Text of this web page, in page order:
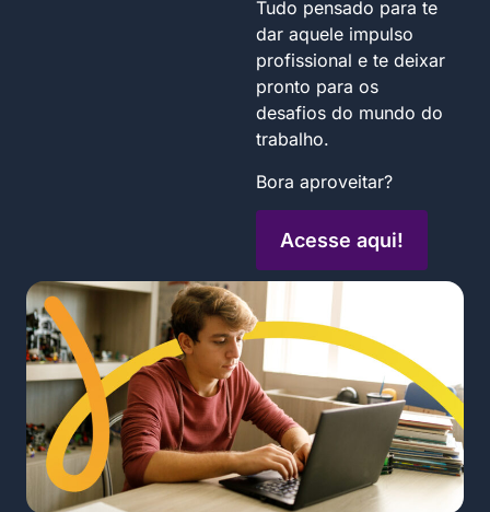
Tudo pensado para te
dar aquele impulso
profissional e te deixar
pronto para os
desafios do mundo do
trabalho.
Bora aproveitar?
Acesse aqui!